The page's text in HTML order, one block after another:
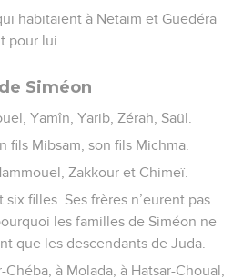
habitaient à Netaïm et Guedéra
pour lui.
Siméon
Yamîn, Yarib, Zérah, Saül.
fils Mibsam, son fils Michma.
Zakkour et Chimeï.
filles. Ses frères n’eurent pas
les familles de Siméon ne
que les descendants de Juda.
à Molada, à Hatsar-Choual,